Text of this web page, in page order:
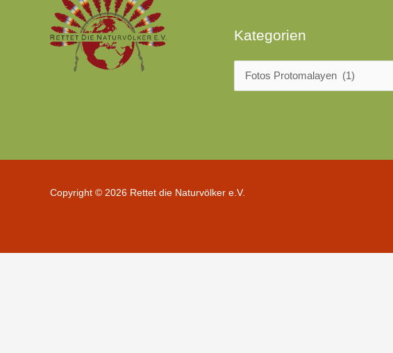
Kategorien
Copyright © 2026 Rettet die Naturvölker e.V.